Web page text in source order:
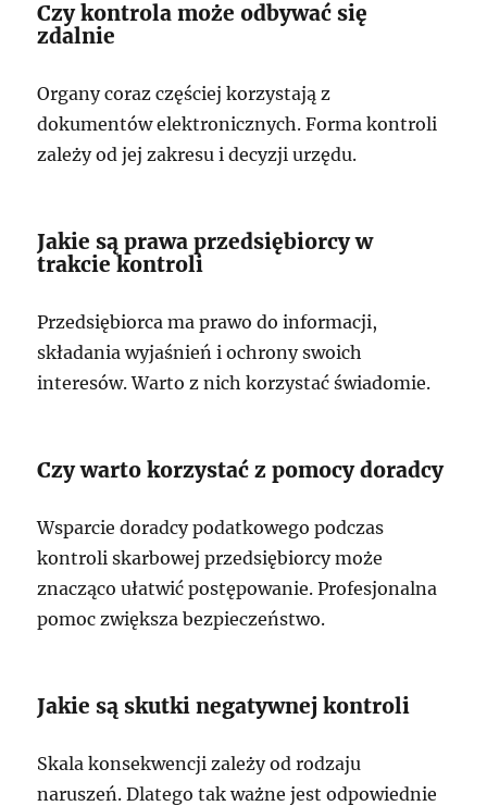
Czy kontrola może odbywać się
zdalnie
Organy coraz częściej korzystają z
dokumentów elektronicznych. Forma kontroli
zależy od jej zakresu i decyzji urzędu.
Jakie są prawa przedsiębiorcy w
trakcie kontroli
Przedsiębiorca ma prawo do informacji,
składania wyjaśnień i ochrony swoich
interesów. Warto z nich korzystać świadomie.
Czy warto korzystać z pomocy doradcy
Wsparcie doradcy podatkowego podczas
kontroli skarbowej przedsiębiorcy może
znacząco ułatwić postępowanie. Profesjonalna
pomoc zwiększa bezpieczeństwo.
Jakie są skutki negatywnej kontroli
Skala konsekwencji zależy od rodzaju
naruszeń. Dlatego tak ważne jest odpowiednie